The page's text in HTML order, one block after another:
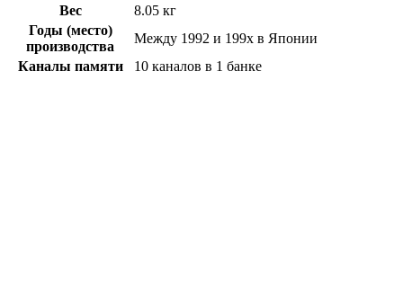
Вес
8.05 кг
Годы (место)
производства
Между 1992 и 199x в Японии
Каналы памяти
10 каналов в 1 банке